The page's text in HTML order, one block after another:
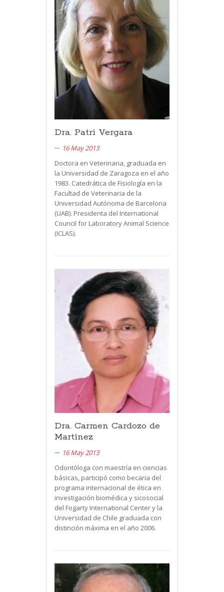
Dra. Patri Vergara
16 May 2013
Doctora en Veterinaria, graduada en
la Universidad de Zaragoza en el año
1983. Catedrática de Fisiología en la
Facultad de Veterinaria de la
Universidad Autónoma de Barcelona
(UAB). Presidenta del International
Council for Laboratory Animal Science
(ICLAS).
Dra. Carmen Cardozo de
Martinez
16 May 2013
Odontóloga con maestría en ciencias
básicas, participó como becaria del
programa internacional de ética en
investigación biomédica y sicosocial
del Fogarty International Center y la
Universidad de Chile graduada con
distinción máxima en el año 2006.